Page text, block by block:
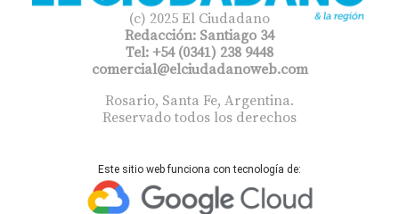
(c) 2025 El Ciudadano
Redacción: Santiago 34
Tel: +54 (0341) 238 9448
comercial@elciudadanoweb.com​
Rosario, Santa Fe, Argentina.
Reservado todos los derechos
Este sitio web funciona con tecnología de: